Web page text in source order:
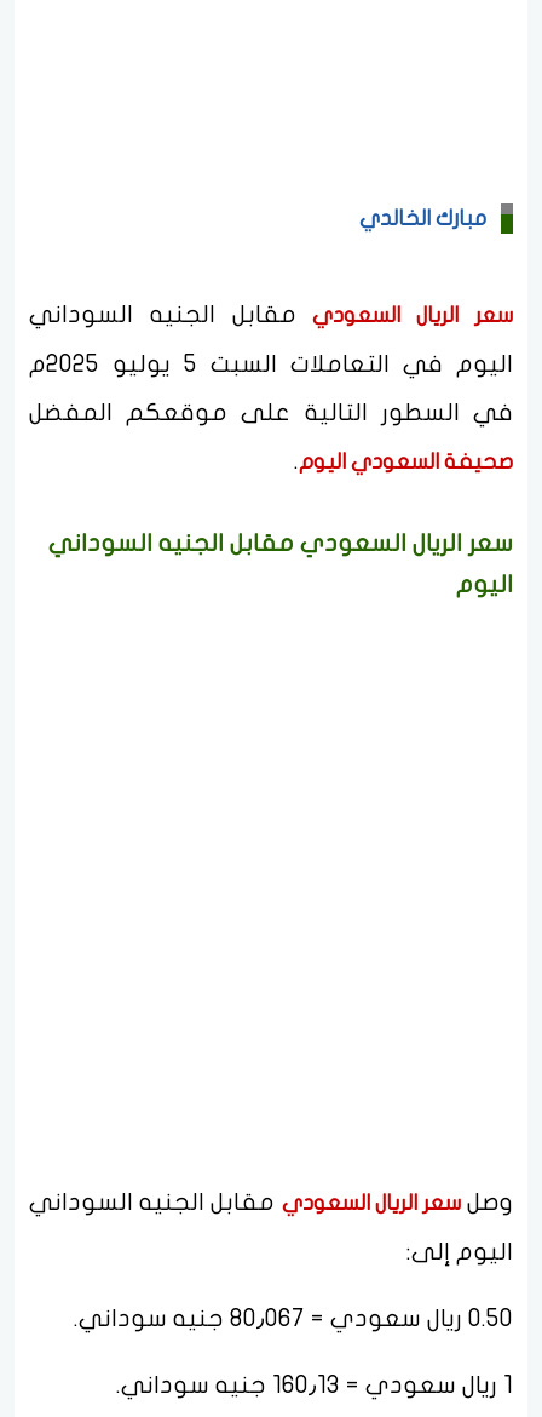
مبارك الخالدي
سعر الريال السعوديمقابل الجنيه السوداني
اليوم في التعاملات السبت 5 يوليو 2025م
في السطور التالية على موقعكم المفضل
صحيفة السعودي اليوم.
سعر الريال السعودي مقابل الجنيه السوداني
اليوم
وصلسعر الريال السعودي مقابل الجنيه السوداني
اليوم إلى:
0.50 ريال سعودي = 80٫067 جنيه سوداني.
1 ريال سعودي = 160٫13 جنيه سوداني.